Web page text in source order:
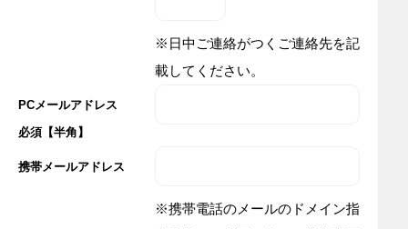
※日中ご連絡がつくご連絡先を記
載してください。
PCメールアドレス
必須【半角】
携帯メールアドレス
※携帯電話のメールのドメイン指